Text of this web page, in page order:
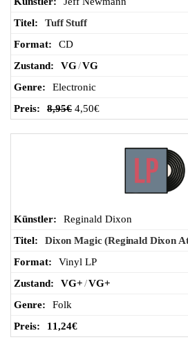
Tuff Stuff
CD
VG/VG
Electronic
8,95€ 4,50€
Reginald Dixon
Dixon Magic (Reginald Dixon
Vinyl LP
VG+/VG+
Folk
11,24€